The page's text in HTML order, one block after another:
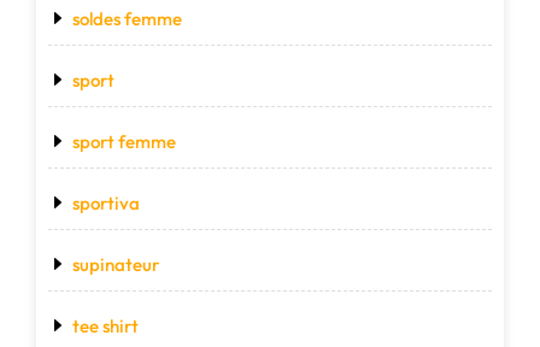
soldes femme
sport
sport femme
sportiva
supinateur
tee shirt